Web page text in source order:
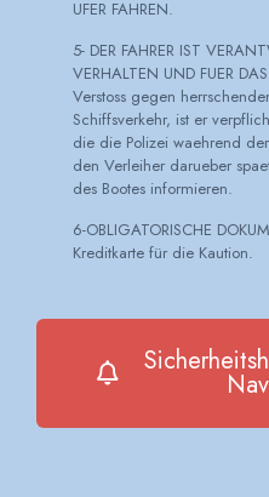
UFER FAHREN.
5- DER FAHRER IST
VERHALTEN UND FUER
Verstoss gegen
Schiffsverkehr, ist er
die die Polizei waehrend
den Verleiher darueber
des Bootes informieren.
6-OBLIGATORISCHE
Kreditkarte für die Kaution.